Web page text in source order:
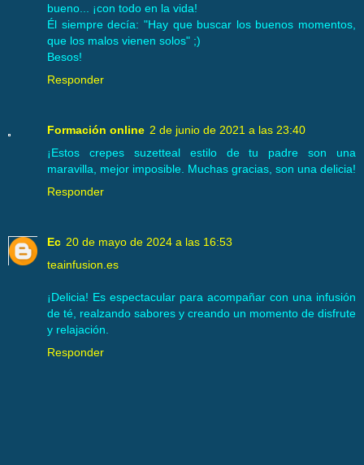
bueno... ¡con todo en la vida!
Él siempre decía: "Hay que buscar los buenos momentos,
que los malos vienen solos" ;)
Besos!
Responder
Formación online 2 de junio de 2021 a las 23:40
¡Estos crepes suzetteal estilo de tu padre son una
maravilla, mejor imposible. Muchas gracias, son una delicia!
Responder
Ec 20 de mayo de 2024 a las 16:53
teainfusion.es
¡Delicia! Es espectacular para acompañar con una infusión
de té, realzando sabores y creando un momento de disfrute
y relajación.
Responder